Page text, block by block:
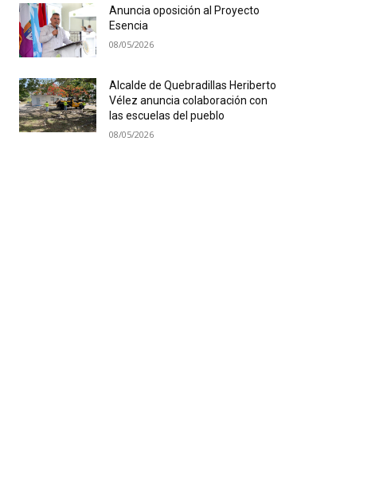
Anuncia oposición al Proyecto
Esencia
08/05/2026
Alcalde de Quebradillas Heriberto
Vélez anuncia colaboración con
las escuelas del pueblo
08/05/2026